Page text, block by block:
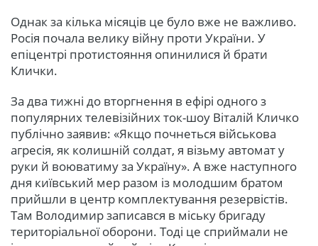
Однак за кілька місяців це було вже не важливо.
Росія почала велику війну проти України. У
епіцентрі протистояння опинилися й брати
Клички.
За два тижні до вторгнення в ефірі одного з
популярних телевізійних ток-шоу Віталій Кличко
публічно заявив: «Якщо почнеться військова
агресія, як колишній солдат, я візьму автомат у
руки й воюватиму за Україну». А вже наступного
дня київський мер разом із молодшим братом
прийшли в центр комплектування резервістів.
Там Володимир записався в міську бригаду
територіальної оборони. Тоді це сприймали не